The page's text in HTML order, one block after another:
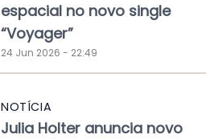
espacial no novo single
“Voyager”
24 Jun 2026 - 22:49
NOTÍCIA
Julia Holter anuncia novo